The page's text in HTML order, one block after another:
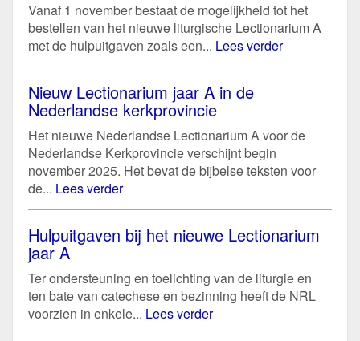
Vanaf 1 november bestaat de mogelijkheid tot het
bestellen van het nieuwe liturgische Lectionarium A
met de hulpuitgaven zoals een... Lees verder
Nieuw Lectionarium jaar A in de
Nederlandse kerkprovincie
Het nieuwe Nederlandse Lectionarium A voor de
Nederlandse Kerkprovincie verschijnt begin
november 2025. Het bevat de bijbelse teksten voor
de... Lees verder
Hulpuitgaven bij het nieuwe Lectionarium
jaar A
Ter ondersteuning en toelichting van de liturgie en
ten bate van catechese en bezinning heeft de NRL
voorzien in enkele... Lees verder